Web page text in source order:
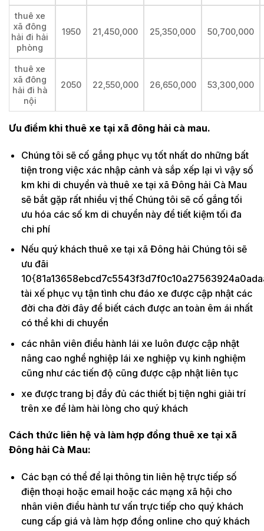
thuê xe
xã đông
hải đi hải
phòng
1950 21,450,000 25,350,000 50,700,000
thuê xe
xã đông
hải đi hà
nội
2050 22,550,000 26,650,000 53,300,000
Ưu điểm khi thuê xe tại xã đông hải cà mau.
Chúng tôi sẽ cố gắng phục vụ tốt nhất do những bất
tiện trong việc xác nhập cảnh và sắp xếp lại vì vậy số
km khi di chuyển và thuê xe tại xã Đông hải Cà Mau
sẽ bắt gặp rất nhiều vị thế Chúng tôi sẽ cố gắng tối
ưu hóa các số km di chuyển này để tiết kiệm tối đa
chi phí
Nếu quý khách thuê xe tại xã Đông hải Chúng tôi sẽ
ưu đãi
tài xế phục vụ tận tình chu đáo xe được cập nhật các
đời cha đời đây để biết cách được an toàn êm ái nhất
có thể khi di chuyển
các nhân viên điều hành lái xe luôn được cập nhật
nâng cao nghề nghiệp lái xe nghiệp vụ kinh nghiệm
cũng như các tiến độ cũng được cập nhật liên tục
xe được trang bị đầy đủ các thiết bị tiện nghi giải trí
trên xe để làm hài lòng cho quý khách
Cách thức liên hệ và làm hợp đồng thuê xe tại xã
Đông hải Cà Mau:
Các bạn có thể để lại thông tin liên hệ trực tiếp số
điện thoại hoặc email hoặc các mạng xã hội cho
nhân viên điều hành tư vấn trực tiếp cho quý khách
cung cấp giá và làm hợp đồng online cho quý khách